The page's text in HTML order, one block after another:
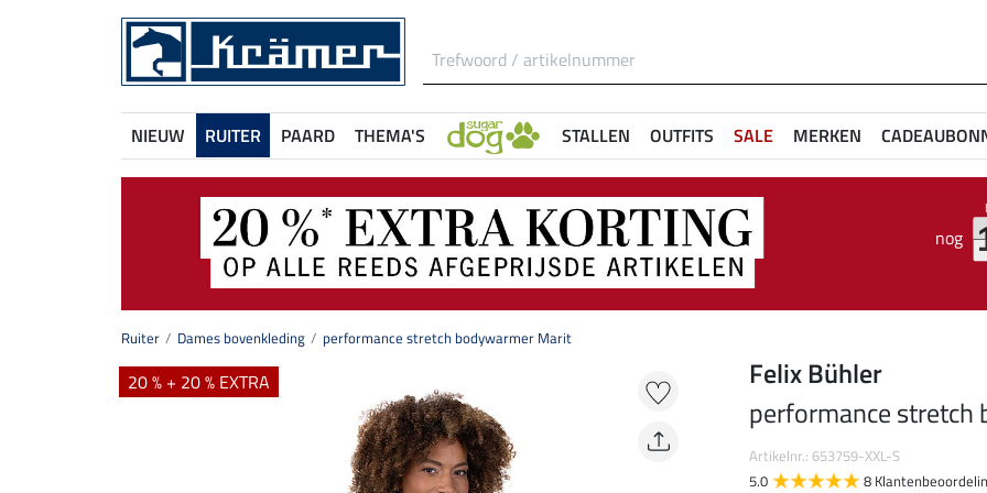
NIEUW RUITER PAARD THEMA'S STALLEN OUTFITS SALE MERKEN
nog
Ruiter Dames bovenkleding performance stretch bodywarmer Marit
20 % + 20 % EXTRA
Felix Bühler
performance
Artikelnr.: 653759-XXL-S
5.0
8